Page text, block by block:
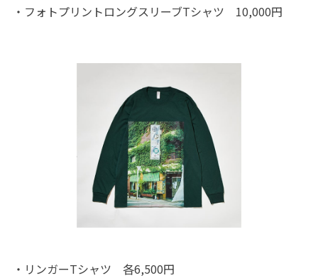
・フォトプリントロングスリーブTシャツ 10,000円
・リンガーTシャツ 各6,500円